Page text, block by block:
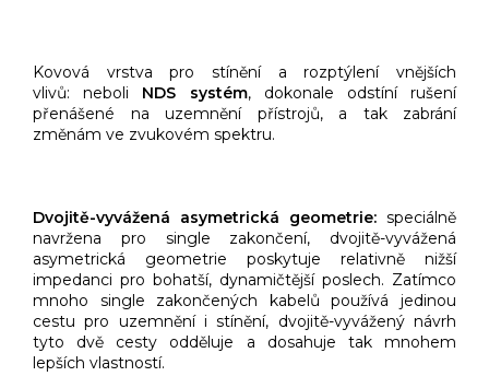
Kovová vrstva pro stínění a rozptýlení vnějších
vlivů: neboli NDS systém, dokonale odstíní rušení
přenášené na uzemnění přístrojů, a tak zabrání
změnám ve zvukovém spektru.
Dvojitě-vyvážená asymetrická geometrie: speciálně
navržena pro single zakončení, dvojitě-vyvážená
asymetrická geometrie poskytuje relativně nižší
impedanci pro bohatší, dynamičtější poslech. Zatímco
mnoho single zakončených kabelů používá jedinou
cestu pro uzemnění i stínění, dvojitě-vyvážený návrh
tyto dvě cesty odděluje a dosahuje tak mnohem
lepších vlastností.